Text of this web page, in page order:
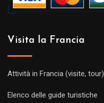
Visita la Francia
Attività in Francia (visite, tour)
Elenco delle guide turistiche